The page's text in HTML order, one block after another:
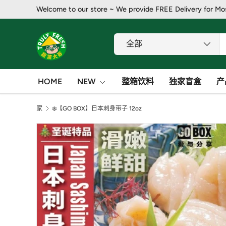
跳至内容
Welcome to our store ~ We provide FREE Delivery for
搜索
产品类别
全部
HOME NEW 整箱饮料 独家盲盒
家 ❄️【GO BOX】日本刺身带子 12oz